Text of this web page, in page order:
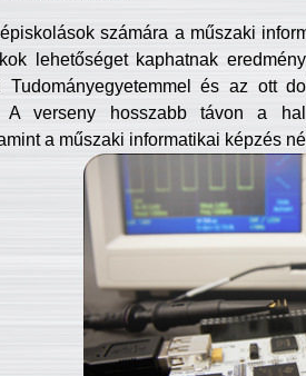
számára a műszaki
lehetőséget kaphatnak
Tudományegyetemmel és az ott
A verseny hosszabb távon a
a műszaki informatikai képzés